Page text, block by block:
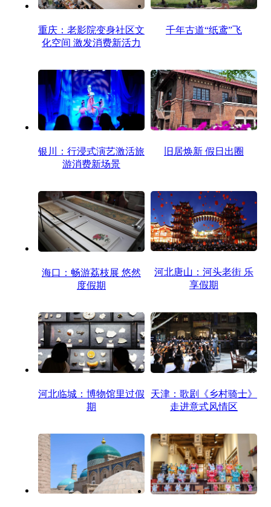
重庆：老影院变身社区文
化空间 激发消费新活力
千年古道“纸鸢”飞
银川：行浸式演艺激活旅
游消费新场景
旧居焕新 假日出圈
海口：畅游荔枝展 悠然
度假期
河北唐山：河头老街 乐
享假期
河北临城：博物馆里过假
期
天津：歌剧《乡村骑士》
走进意式风情区